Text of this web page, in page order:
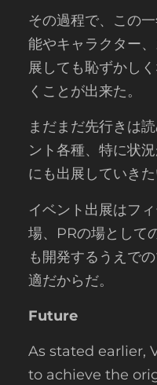
その過程で、この
能やキャラクター
展しても恥ずかし
くことが出来た。
まだまだ先行きは
ント各種、特に状
にも出展していきた
イベント出展はフ
場、PRの場として
も開発するうえで
適だからだ。
Future
As stated earlier,
to achieve the